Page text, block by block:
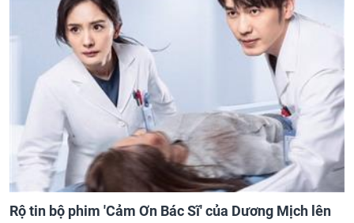
Rộ tin bộ phim 'Cảm Ơn Bác Sĩ' của Dương Mịch lên